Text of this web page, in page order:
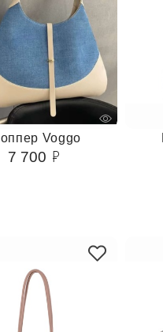
Voggo
7 700